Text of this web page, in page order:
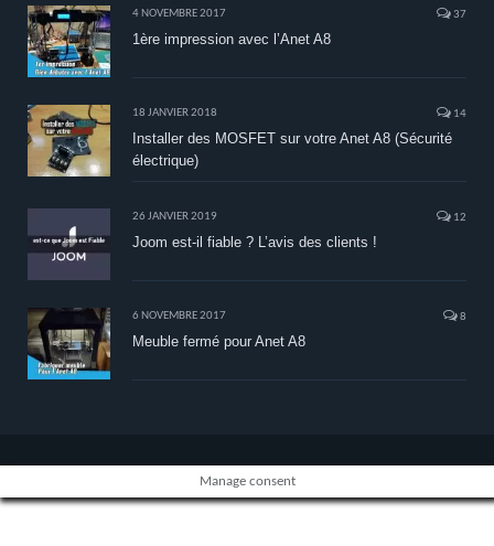
4 NOVEMBRE 2017 37
1ère impression avec l’Anet A8
18 JANVIER 2018 14
Installer des MOSFET sur votre Anet A8 (Sécurité
électrique)
26 JANVIER 2019 12
Joom est-il fiable ? L’avis des clients !
6 NOVEMBRE 2017 8
Meuble fermé pour Anet A8
Manage consent